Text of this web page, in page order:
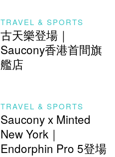
TRAVEL & SPORTS
古天樂登場｜
Saucony香港首間旗
艦店
TRAVEL & SPORTS
Saucony x Minted
New York｜
Endorphin Pro 5登場